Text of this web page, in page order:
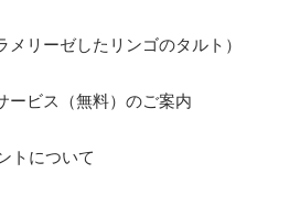
メリーゼしたリンゴのタルト）
ービス（無料）のご案内
トについて